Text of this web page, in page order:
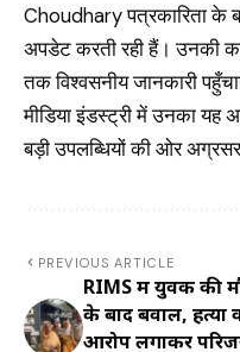
Choudhary पत्रकारिता के
अपडेट करती रही हैं। उनकी
तक विश्वसनीय जानकारी
मीडिया इंडस्ट्री में उनका
बड़ी उपलब्धियों की ओर
PREVIOUS ARTICLE
RIMS में युवक की
के बाद बवाल, हत्या
आरोप लगाकर